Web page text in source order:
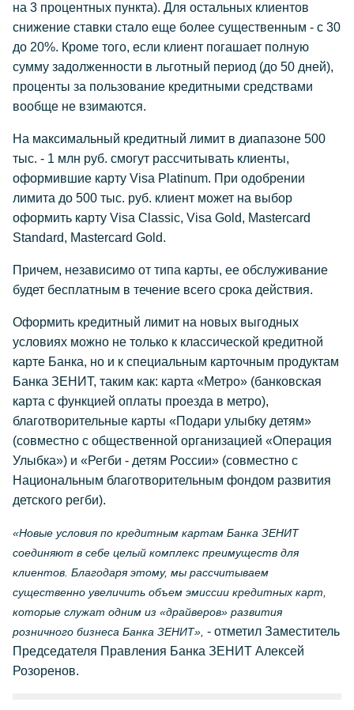
на 3 процентных пункта). Для остальных клиентов
снижение ставки стало еще более существенным - с 30
до 20%. Кроме того, если клиент погашает полную
сумму задолженности в льготный период (до 50 дней),
проценты за пользование кредитными средствами
вообще не взимаются.
На максимальный кредитный лимит в диапазоне 500
тыс. - 1 млн руб. смогут рассчитывать клиенты,
оформившие карту Visa Platinum. При одобрении
лимита до 500 тыс. руб. клиент может на выбор
оформить карту Visa Classic, Visa Gold, Mastercard
Standard, Mastercard Gold.
Причем, независимо от типа карты, ее обслуживание
будет бесплатным в течение всего срока действия.
Оформить кредитный лимит на новых выгодных
условиях можно не только к классической кредитной
карте Банка, но и к специальным карточным продуктам
Банка ЗЕНИТ, таким как: карта «Метро» (банковская
карта с функцией оплаты проезда в метро),
благотворительные карты «Подари улыбку детям»
(совместно с общественной организацией «Операция
Улыбка») и «Регби - детям России» (совместно с
Национальным благотворительным фондом развития
детского регби).
«Новые условия по кредитным картам Банка ЗЕНИТ
соединяют в себе целый комплекс преимуществ для
клиентов. Благодаря этому, мы рассчитываем
существенно увеличить объем эмиссии кредитных карт,
которые служат одним из «драйверов» развития
розничного бизнеса Банка ЗЕНИТ», - отметил Заместитель
Председателя Правления Банка ЗЕНИТ Алексей
Розоренов.